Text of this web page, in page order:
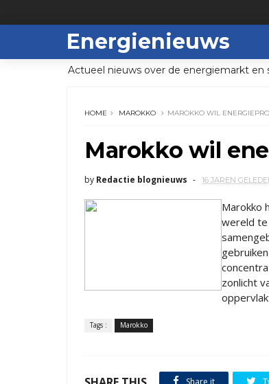
Energienieuws
Actueel nieuws over de energiemarkt en
HOME MAROKKO MAROKKO WIL
Marokko wil
by Redactie blognieuws 16 JAREN
Marokko
wereld te
zonlicht
Tags : Marokko
Share it